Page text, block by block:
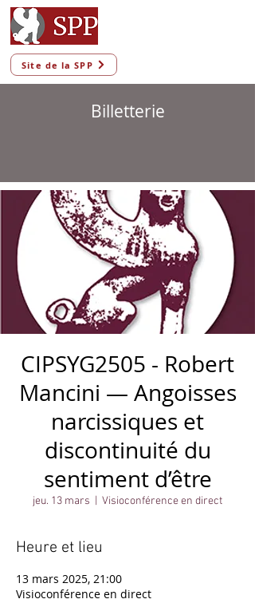
Site de la SPP
Billetterie
CIPSYG2505 - Robert
Mancini — Angoisses
narcissiques et
discontinuité du
sentiment d’être
jeu. 13 mars Visioconférence en direct
Heure et lieu
13 mars 2025, 21:00
Visioconférence en direct